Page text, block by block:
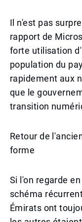
Il n'est pas
rapport de
forte utilisation
population du
rapidement aux
que le
transition
Retour de
forme
Si l'on regarde
schéma
Émirats ont